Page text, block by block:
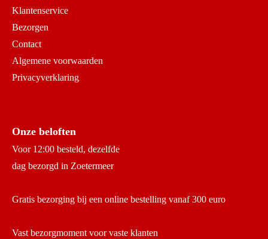
Klantenservice
Bezorgen
Contact
Algemene voorwaarden
Privacyverklaring
Onze beloften
Voor 12:00 besteld, dezelfde
dag bezorgd in Zoetermeer
Gratis bezorging bij een online bestelling vanaf 300 euro
Vast bezorgmoment voor vaste klanten